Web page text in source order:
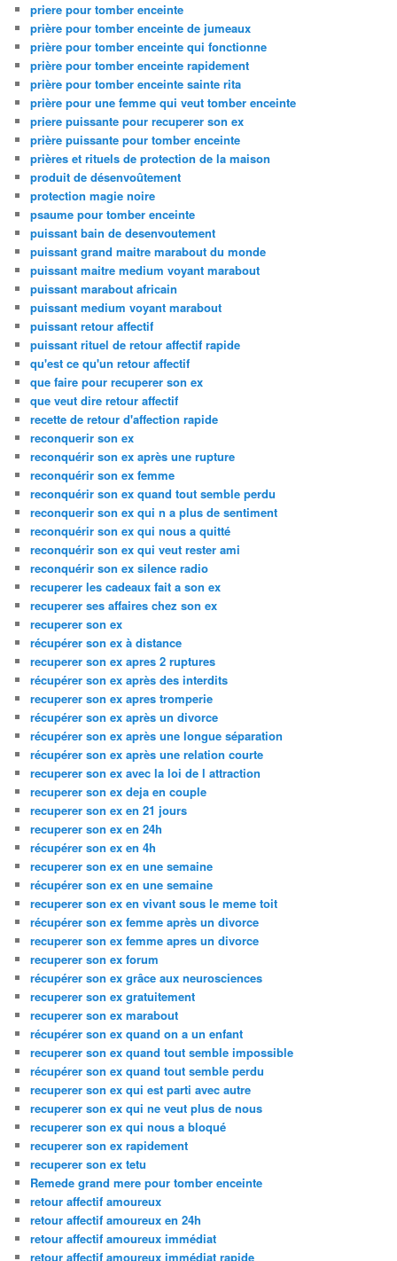
priere pour tomber enceinte
prière pour tomber enceinte de jumeaux
prière pour tomber enceinte qui fonctionne
prière pour tomber enceinte rapidement
prière pour tomber enceinte sainte rita
prière pour une femme qui veut tomber enceinte
priere puissante pour recuperer son ex
prière puissante pour tomber enceinte
prières et rituels de protection de la maison
produit de désenvoûtement
protection magie noire
psaume pour tomber enceinte
puissant bain de desenvoutement
puissant grand maitre marabout du monde
puissant maitre medium voyant marabout
puissant marabout africain
puissant medium voyant marabout
puissant retour affectif
puissant rituel de retour affectif rapide
qu'est ce qu'un retour affectif
que faire pour recuperer son ex
que veut dire retour affectif
recette de retour d'affection rapide
reconquerir son ex
reconquérir son ex après une rupture
reconquérir son ex femme
reconquérir son ex quand tout semble perdu
reconquerir son ex qui n a plus de sentiment
reconquérir son ex qui nous a quitté
reconquérir son ex qui veut rester ami
reconquérir son ex silence radio
recuperer les cadeaux fait a son ex
recuperer ses affaires chez son ex
recuperer son ex
récupérer son ex à distance
recuperer son ex apres 2 ruptures
récupérer son ex après des interdits
recuperer son ex apres tromperie
récupérer son ex après un divorce
récupérer son ex après une longue séparation
récupérer son ex après une relation courte
recuperer son ex avec la loi de l attraction
recuperer son ex deja en couple
recuperer son ex en 21 jours
recuperer son ex en 24h
récupérer son ex en 4h
recuperer son ex en une semaine
récupérer son ex en une semaine
recuperer son ex en vivant sous le meme toit
récupérer son ex femme après un divorce
recuperer son ex femme apres un divorce
recuperer son ex forum
récupérer son ex grâce aux neurosciences
recuperer son ex gratuitement
recuperer son ex marabout
récupérer son ex quand on a un enfant
recuperer son ex quand tout semble impossible
récupérer son ex quand tout semble perdu
recuperer son ex qui est parti avec autre
recuperer son ex qui ne veut plus de nous
recuperer son ex qui nous a bloqué
recuperer son ex rapidement
recuperer son ex tetu
Remede grand mere pour tomber enceinte
retour affectif amoureux
retour affectif amoureux en 24h
retour affectif amoureux immédiat
retour affectif amoureux immédiat rapide